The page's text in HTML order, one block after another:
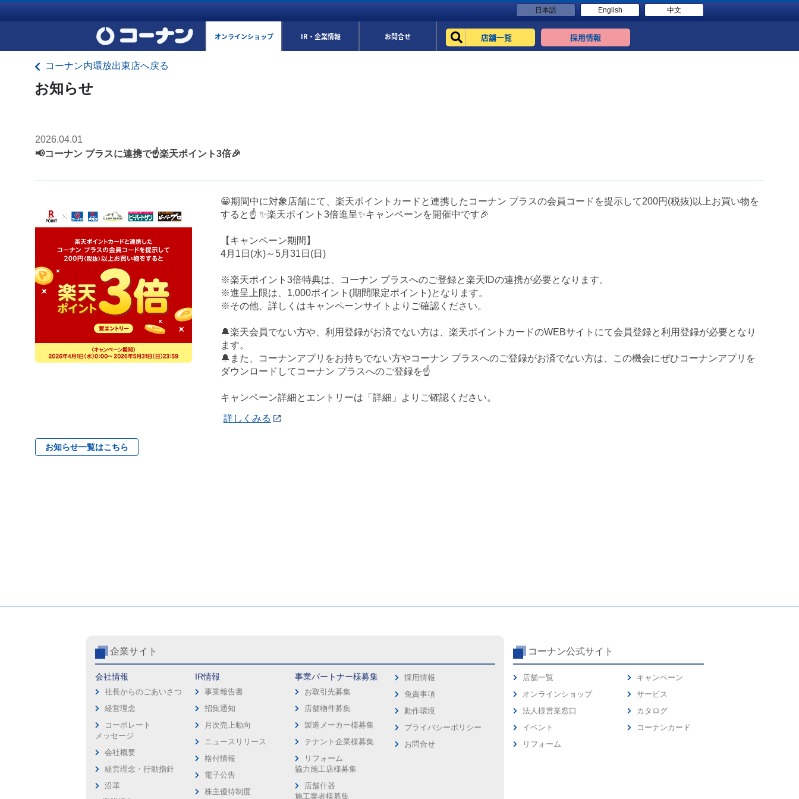
日本語 English 中文
オンラインショップ IR・企業情報 お問合せ 店舗一覧 採用情報
コーナン内環放出東店へ戻る
お知らせ
2026.04.01
📢コーナン プラスに連携で☝️楽天ポイント3倍🎉
😀期間中に対象店舗にて、楽天ポイントカードと連携したコーナン プラスの会員コードを提示して200円(税抜)以上お買い物を
すると☝️ ✨楽天ポイント3倍進呈✨キャンペーンを開催中です🎉
【キャンペーン期間】
4月1日(水)～5月31日(日)
※楽天ポイント3倍特典は、コーナン プラスへのご登録と楽天IDの連携が必要となります。
※進呈上限は、1,000ポイント(期間限定ポイント)となります。
※その他、詳しくはキャンペーンサイトよりご確認ください。
🔔楽天会員でない方や、利用登録がお済でない方は、楽天ポイントカードのWEBサイトにて会員登録と利用登録が必要となり
ます。
🔔また、コーナンアプリをお持ちでない方やコーナン プラスへのご登録がお済でない方は、この機会にぜひコーナンアプリを
ダウンロードしてコーナン プラスへのご登録を☝️
キャンペーン詳細とエントリーは「詳細」よりご確認ください。
詳しくみる
お知らせ一覧はこちら
企業サイト
会社情報
社長からのごあいさつ
経営理念
コーポレート
メッセージ
会社概要
経営理念・行動指針
沿革
IR情報
事業報告書
招集通知
月次売上動向
ニュースリリース
格付情報
電子公告
株主優待制度
事業パートナー様募集
お取引先募集
店舗物件募集
製造メーカー様募集
テナント企業様募集
リフォーム
協力施工店様募集
店舗什器
施工業者様募集
採用情報
免責事項
動作環境
プライバシーポリシー
お問合せ
コーナン公式サイト
店舗一覧
オンラインショップ
法人様営業窓口
イベント
リフォーム
キャンペーン
サービス
カタログ
コーナンカード